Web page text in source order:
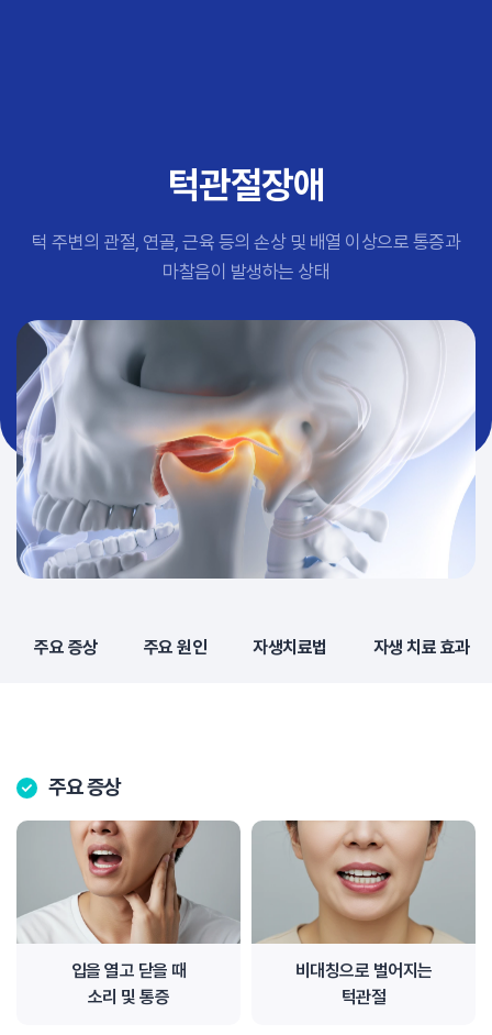
#교통사고후유증 #허리디스크
#추나요법
턱관절장애
턱 주변의 관절, 연골, 근육 등의 손상 및 배열 이상으로 통증과
마찰음이 발생하는 상태
주요 증상 주요 원인 자생치료법 자생 치료 효과
주요 증상
입을 열고 닫을 때
소리 및 통증
비대칭으로 벌어지는
턱관절